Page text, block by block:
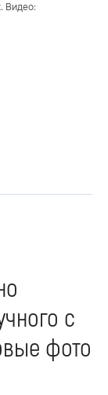
Видео:
с
фото